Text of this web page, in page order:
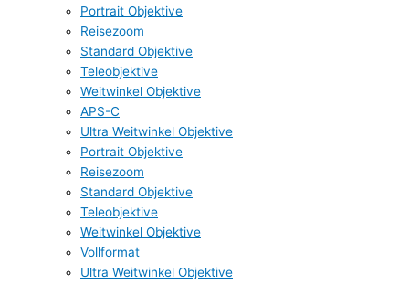
Portrait Objektive
Reisezoom
Standard Objektive
Teleobjektive
Weitwinkel Objektive
APS-C
Ultra Weitwinkel Objektive
Portrait Objektive
Reisezoom
Standard Objektive
Teleobjektive
Weitwinkel Objektive
Vollformat
Ultra Weitwinkel Objektive